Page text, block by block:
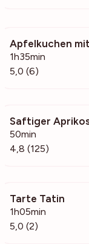
Apfelkuchen
1h35min
5,0 (6)
Saftiger
50min
4,8 (125)
Tarte Tatin
1h05min
5,0 (2)